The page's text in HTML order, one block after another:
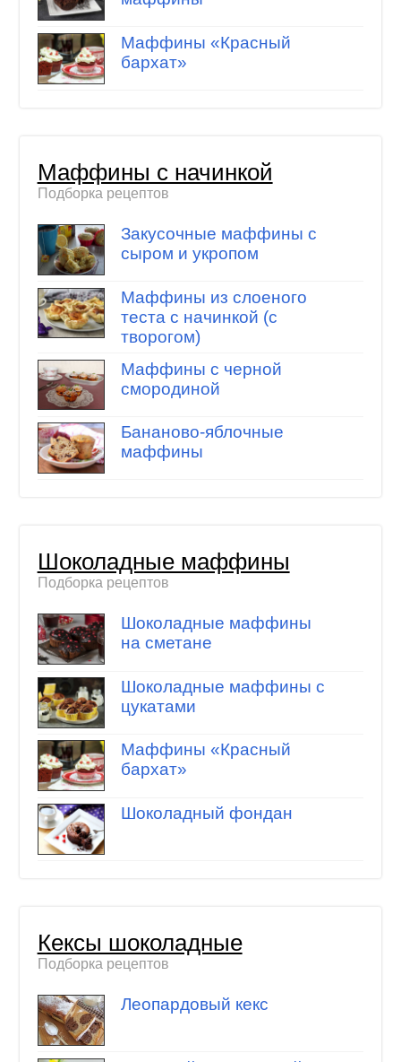
Маффины «Красный
бархат»
Маффины с начинкой
Подборка рецептов
Закусочные маффины с
сыром и укропом
Маффины из слоеного
теста с начинкой (с
творогом)
Маффины с черной
смородиной
Бананово-яблочные
маффины
Шоколадные маффины
Подборка рецептов
Шоколадные маффины
на сметане
Шоколадные маффины с
цукатами
Маффины «Красный
бархат»
Шоколадный фондан
Кексы шоколадные
Подборка рецептов
Леопардовый кекс